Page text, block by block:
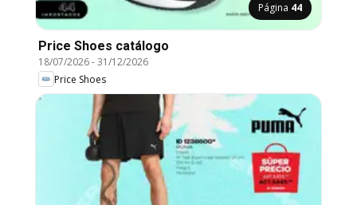
Página 44
Price Shoes catálogo
18/07/2026-31/12/2026
Price Shoes